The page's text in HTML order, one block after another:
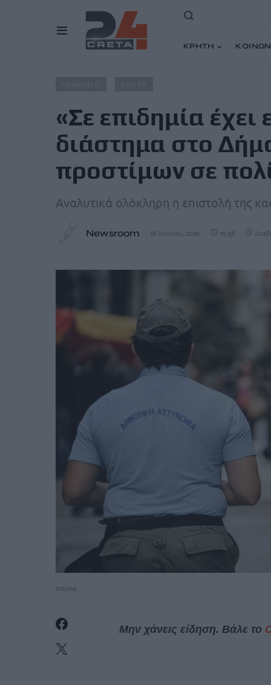
ΚΡΗΤΗ
«Σε επιδημία έχει
διάστημα στο
προστίμων σε
Αναλυτικά ολόκληρη η επιστολή της
Newsroom 18 Ιουνίου, 2026 19:58
Intime
Μην χάνεις είδηση. Βάλε το